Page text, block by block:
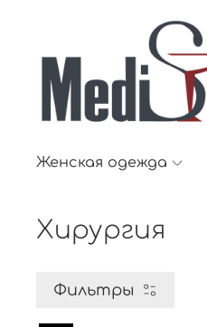
Женская одежда
Хирургия
Фильтры